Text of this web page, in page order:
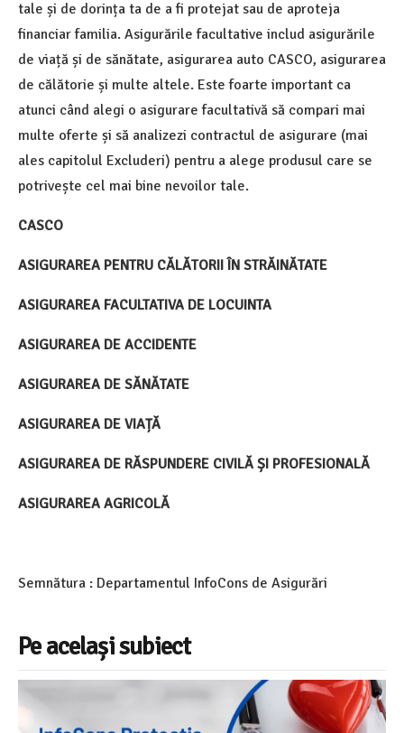
tale și de dorința ta de a fi protejat sau de aproteja
financiar familia. Asigurările facultative includ asigurările
de viață și de sănătate, asigurarea auto CASCO, asigurarea
de călătorie și multe altele. Este foarte important ca
atunci când alegi o asigurare facultativă să compari mai
multe oferte și să analizezi contractul de asigurare (mai
ales capitolul Excluderi) pentru a alege produsul care se
potrivește cel mai bine nevoilor tale.
CASCO
ASIGURAREA PENTRU CĂLĂTORII ÎN STRĂINĂTATE
ASIGURAREA FACULTATIVA DE LOCUINTA
ASIGURAREA DE ACCIDENTE
ASIGURAREA DE SĂNĂTATE
ASIGURAREA DE VIAȚĂ
ASIGURAREA DE RĂSPUNDERE CIVILĂ ȘI PROFESIONALĂ
ASIGURAREA AGRICOLĂ
Semnătura : Departamentul InfoCons de Asigurări
Pe același subiect